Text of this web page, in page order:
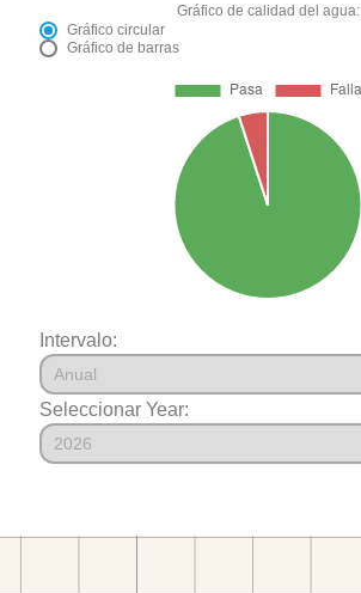
Gráfico de calidad del agua:
Gráfico circular
Gráfico de barras
Intervalo:
Seleccionar Year: